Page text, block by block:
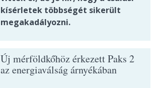
kísérletek többségét sikerült
megakadályozni.
Új mérföldkőhöz érkezett Paks 2
az energiaválság árnyékában